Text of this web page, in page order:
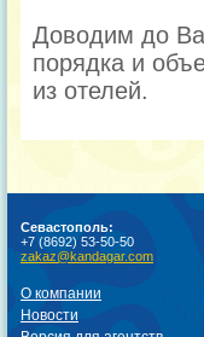
Доводим до
порядка и
из отелей.
Севастополь:
+7 (8692) 53-50-50
zakaz@kandagar.com
О компании
Новости